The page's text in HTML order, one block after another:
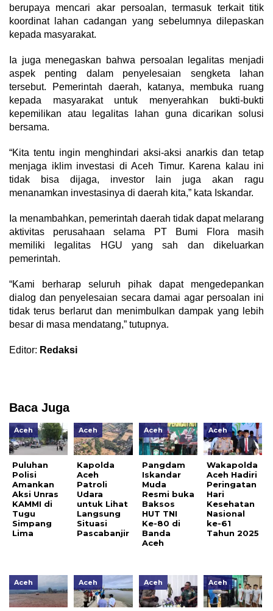
berupaya mencari akar persoalan, termasuk terkait titik
koordinat lahan cadangan yang sebelumnya dilepaskan
kepada masyarakat.
Ia juga menegaskan bahwa persoalan legalitas menjadi
aspek penting dalam penyelesaian sengketa lahan
tersebut. Pemerintah daerah, katanya, membuka ruang
kepada masyarakat untuk menyerahkan bukti-bukti
kepemilikan atau legalitas lahan guna dicarikan solusi
bersama.
“Kita tentu ingin menghindari aksi-aksi anarkis dan tetap
menjaga iklim investasi di Aceh Timur. Karena kalau ini
tidak bisa dijaga, investor lain juga akan ragu
menanamkan investasinya di daerah kita,” kata Iskandar.
Ia menambahkan, pemerintah daerah tidak dapat melarang
aktivitas perusahaan selama PT Bumi Flora masih
memiliki legalitas HGU yang sah dan dikeluarkan
pemerintah.
“Kami berharap seluruh pihak dapat mengedepankan
dialog dan penyelesaian secara damai agar persoalan ini
tidak terus berlarut dan menimbulkan dampak yang lebih
besar di masa mendatang,” tutupnya.
Editor: Redaksi
Baca Juga
Aceh
Puluhan
Polisi
Amankan
Aksi Unras
KAMMI di
Tugu
Simpang
Lima
Aceh
Kapolda
Aceh
Patroli
Udara
untuk Lihat
Langsung
Situasi
Pascabanjir
Aceh
Pangdam
Iskandar
Muda
Resmi buka
Baksos
HUT TNI
Ke-80 di
Banda
Aceh
Aceh
Wakapolda
Aceh Hadiri
Peringatan
Hari
Kesehatan
Nasional
ke-61
Tahun 2025
Aceh Aceh Aceh Aceh